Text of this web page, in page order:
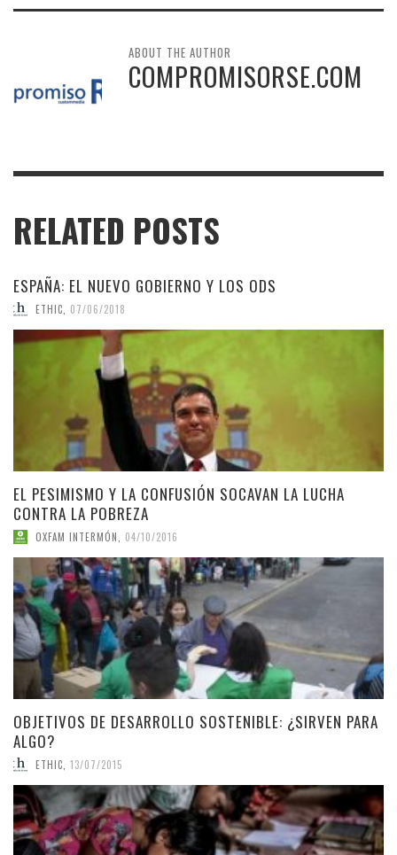
ABOUT THE AUTHOR
COMPROMISORSE.COM
RELATED POSTS
ESPAÑA: EL NUEVO GOBIERNO Y LOS ODS
ETHIC 07/06/2018
EL PESIMISMO Y LA CONFUSIÓN SOCAVAN LA LUCHA
CONTRA LA POBREZA
OXFAM INTERMÓN 04/10/2016
OBJETIVOS DE DESARROLLO SOSTENIBLE: ¿SIRVEN PARA
ALGO?
ETHIC 13/07/2015